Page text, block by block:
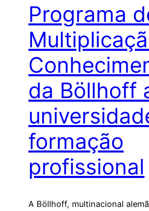
Programa
da Böllhoff
formação
profissional
A Böllhoff, multinacional alemã